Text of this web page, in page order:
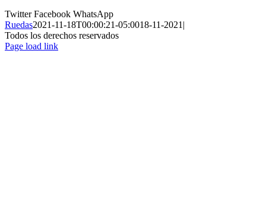
TwitterFacebook WhatsApp
Ruedas2021-11-18T00:00:21-05:0018-11-2021|
Todos los derechos reservados
Page load link